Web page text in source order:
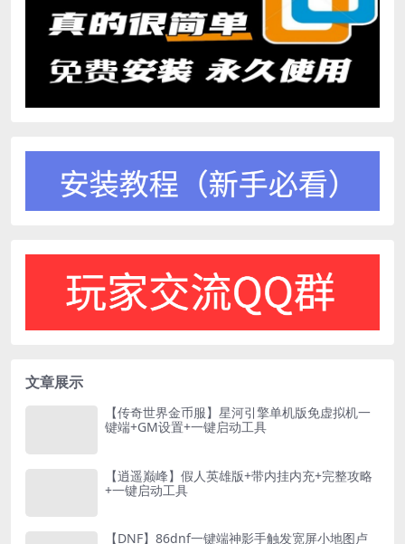
文章展示
【传奇世界金币服】星河引擎单机版免虚拟机一
键端+GM设置+一键启动工具
【逍遥巅峰】假人英雄版+带内挂内充+完整攻略
+一键启动工具
【DNF】86dnf一键端神影手触发宽屏小地图卢